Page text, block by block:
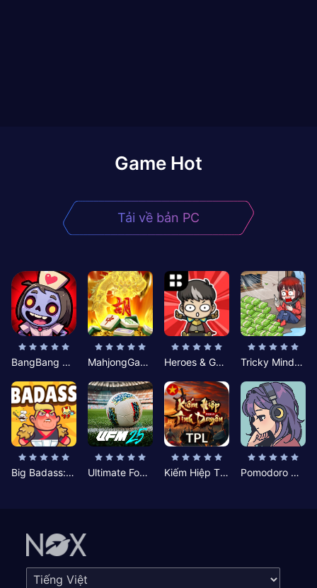
Game Hot
Tải về bản PC
BangBang Zombies:Chiến Shelter MahjongGame Heroes & Gear? Yoink! Tricky Minds: Brainy Puzzle
Big Badass: Game AFK Idle RPG Ultimate Football Manager Kiếm Hiệp Tình Duyên Pomodoro Nhỏ: Giờ Tập Trung